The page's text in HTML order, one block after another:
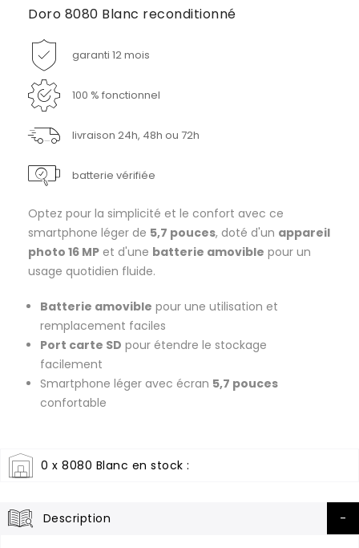
Doro 8080 Blanc reconditionné
garanti 12 mois
100 % fonctionnel
livraison 24h, 48h ou 72h
batterie vérifiée
Optez pour la simplicité et le confort avec ce
smartphone léger de 5,7 pouces, doté d'un appareil
photo 16 MP et d'une batterie amovible pour un
usage quotidien fluide.
Batterie amovible pour une utilisation et
remplacement faciles
Port carte SD pour étendre le stockage
facilement
Smartphone léger avec écran 5,7 pouces
confortable
0 x 8080 Blanc en stock :
Description